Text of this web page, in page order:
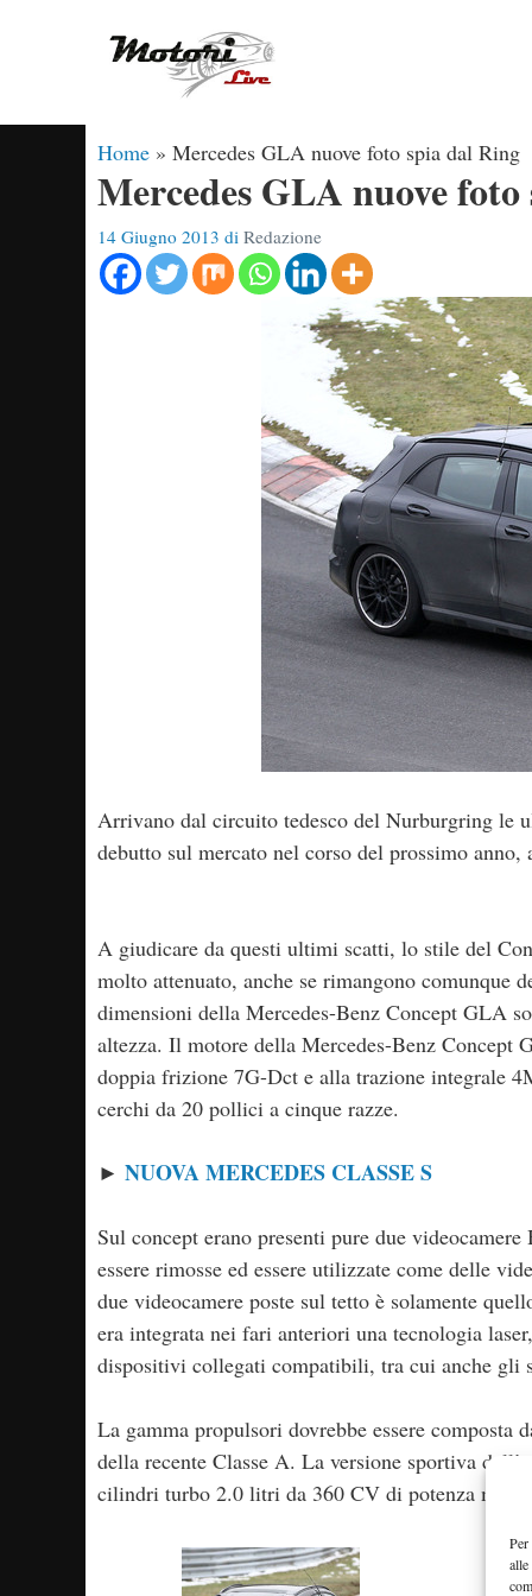
Home » Mercedes GLA nuove foto spia dal Ring
Mercedes GLA nuove
14 Giugno 2013 di Redazione
Arrivano dal circuito tedesco del Nurburgring le
debutto sul mercato nel corso del prossimo
A giudicare da questi ultimi scatti, lo stile del
molto attenuato, anche se rimangono
dimensioni della Mercedes-Benz Concept GLA
altezza. Il motore della Mercedes-Benz
doppia frizione 7G-Dct e alla trazione integrale
cerchi da 20 pollici a cinque razze.
► NUOVA MERCEDES CLASSE S
Sul concept erano presenti pure due
essere rimosse ed essere utilizzate come delle
due videocamere poste sul tetto è solamente
era integrata nei fari anteriori una tecnologia
dispositivi collegati compatibili, tra cui anche gli
La gamma propulsori dovrebbe essere
della recente Classe A. La versione sportiva
cilindri turbo 2.0 litri da 360 CV di potenza